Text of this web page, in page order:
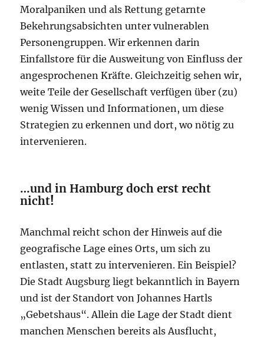
Moralpaniken und als Rettung getarnte
Bekehrungsabsichten unter vulnerablen
Personengruppen. Wir erkennen darin
Einfallstore für die Ausweitung von Einfluss der
angesprochenen Kräfte. Gleichzeitig sehen wir,
weite Teile der Gesellschaft verfügen über (zu)
wenig Wissen und Informationen, um diese
Strategien zu erkennen und dort, wo nötig zu
intervenieren.
…und in Hamburg doch erst recht
nicht!
Manchmal reicht schon der Hinweis auf die
geografische Lage eines Orts, um sich zu
entlasten, statt zu intervenieren. Ein Beispiel?
Die Stadt Augsburg liegt bekanntlich in Bayern
und ist der Standort von Johannes Hartls
„Gebetshaus“. Allein die Lage der Stadt dient
manchen Menschen bereits als Ausflucht,